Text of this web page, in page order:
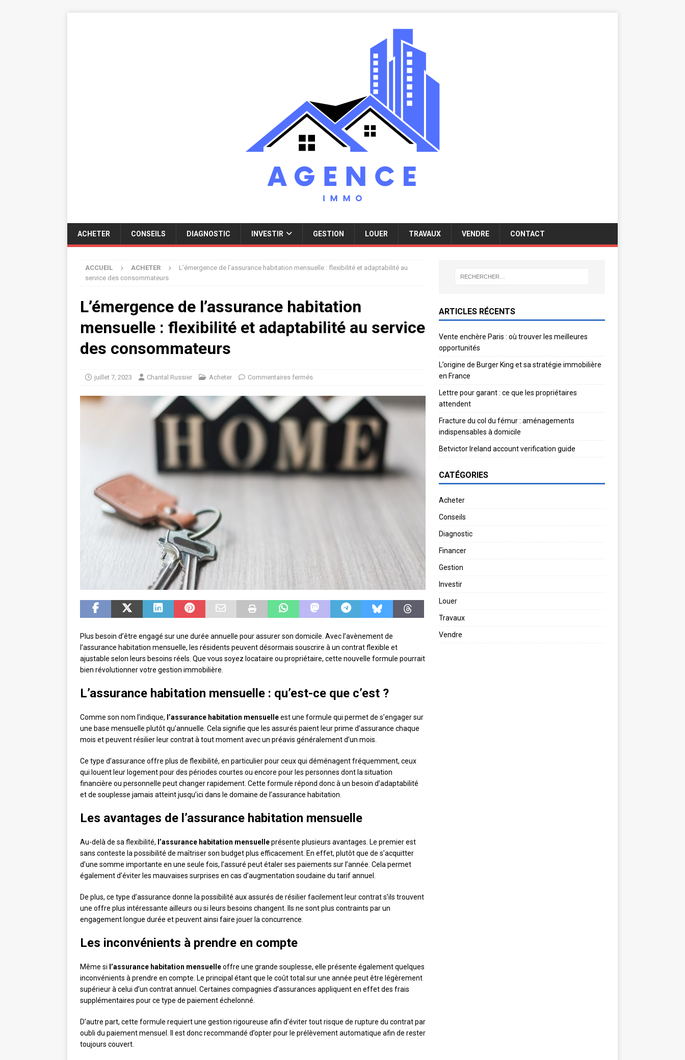
ACHETER CONSEILS DIAGNOSTIC INVESTIR GESTION LOUER TRAVAUX VENDRE CONTACT
ACCUEIL ACHETER
L’émergence de l’assurance habitation mensuelle : flexibilité et adaptabilité au
service des consommateurs
L’émergence de l’assurance habitation
mensuelle : flexibilité et adaptabilité au service
des consommateurs
juillet 7, 2023 Chantal Russier Acheter Commentaires fermés
Plus besoin d’être engagé sur une durée annuelle pour assurer son domicile. Avec l’avènement de
l’assurance habitation mensuelle, les résidents peuvent désormais souscrire à un contrat flexible et
ajustable selon leurs besoins réels. Que vous soyez locataire ou propriétaire, cette nouvelle formule pourrait
bien révolutionner votre gestion immobilière.
L’assurance habitation mensuelle : qu’est-ce que c’est ?
Comme son nom l’indique, l’assurance habitation mensuelleest une formule qui permet de s’engager sur
une base mensuelle plutôt qu’annuelle. Cela signifie que les assurés paient leur prime d’assurance chaque
mois et peuvent résilier leur contrat à tout moment avec un préavis généralement d’un mois.
Ce type d’assurance offre plus de flexibilité, en particulier pour ceux qui déménagent fréquemment, ceux
qui louent leur logement pour des périodes courtes ou encore pour les personnes dont la situation
financière ou personnelle peut changer rapidement. Cette formule répond donc à un besoin d’adaptabilité
et de souplesse jamais atteint jusqu’ici dans le domaine de l’assurance habitation.
Les avantages de l’assurance habitation mensuelle
Au-delà de sa flexibilité, l’assurance habitation mensuelleprésente plusieurs avantages. Le premier est
sans conteste la possibilité de maîtriser son budget plus efficacement. En effet, plutôt que de s’acquitter
d’une somme importante en une seule fois, l’assuré peut étaler ses paiements sur l’année. Cela permet
également d’éviter les mauvaises surprises en cas d’augmentation soudaine du tarif annuel.
De plus, ce type d’assurance donne la possibilité aux assurés de résilier facilement leur contrat s’ils trouvent
une offre plus intéressante ailleurs ou si leurs besoins changent. Ils ne sont plus contraints par un
engagement longue durée et peuvent ainsi faire jouer la concurrence.
Les inconvénients à prendre en compte
Même si l’assurance habitation mensuelleoffre une grande souplesse, elle présente également quelques
inconvénients à prendre en compte. Le principal étant que le coût total sur une année peut être légèrement
supérieur à celui d’un contrat annuel. Certaines compagnies d’assurances appliquent en effet des frais
supplémentaires pour ce type de paiement échelonné.
D’autre part, cette formule requiert une gestion rigoureuse afin d’éviter tout risque de rupture du contrat par
oubli du paiement mensuel. Il est donc recommandé d’opter pour le prélèvement automatique afin de rester
toujours couvert.
ARTICLES RÉCENTS
Vente enchère Paris : où trouver les meilleures
opportunités
L’origine de Burger King et sa stratégie immobilière
en France
Lettre pour garant : ce que les propriétaires
attendent
Fracture du col du fémur : aménagements
indispensables à domicile
Betvictor Ireland account verification guide
CATÉGORIES
Acheter
Conseils
Diagnostic
Financer
Gestion
Investir
Louer
Travaux
Vendre